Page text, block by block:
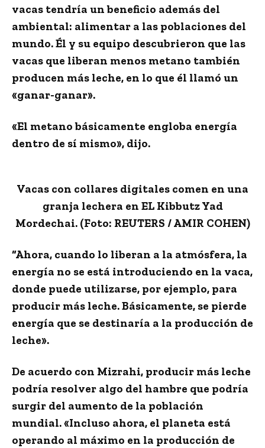
vacas tendría un beneficio además del
ambiental: alimentar a las poblaciones del
mundo. Él y su equipo descubrieron que las
vacas que liberan menos metano también
producen más leche, en lo que él llamó un
«ganar-ganar».
«El metano básicamente engloba energía
dentro de sí mismo», dijo.
Vacas con collares digitales comen en una
granja lechera en EL Kibbutz Yad
Mordechai. (Foto: REUTERS / AMIR COHEN)
“Ahora, cuando lo liberan a la atmósfera, la
energía no se está introduciendo en la vaca,
donde puede utilizarse, por ejemplo, para
producir más leche. Básicamente, se pierde
energía que se destinaría a la producción de
leche».
De acuerdo con Mizrahi, producir más leche
podría resolver algo del hambre que podría
surgir del aumento de la población
mundial. «Incluso ahora, el planeta está
operando al máximo en la producción de